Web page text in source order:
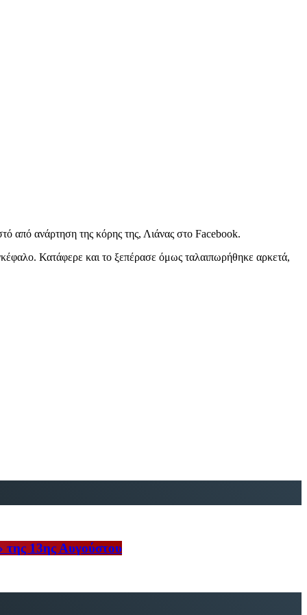
από ανάρτηση της κόρης της, Λιάνας στο Facebook.
Κατάφερε και το ξεπέρασε όμως ταλαιπωρήθηκε αρκετά,
της 13ης Αυγούστου